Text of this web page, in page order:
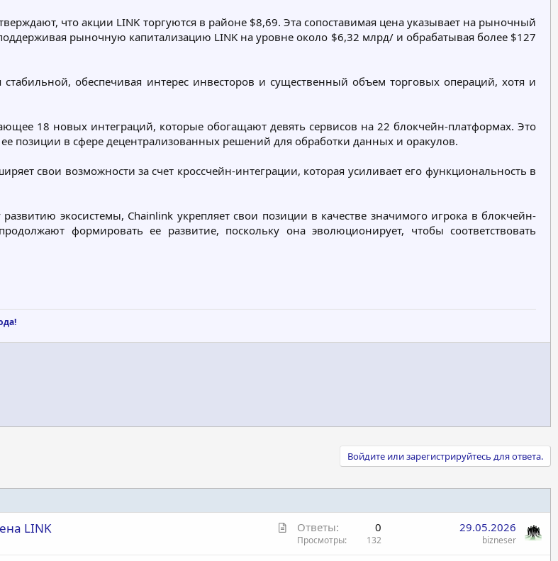
что акции LINK торгуются в районе $8,69. Эта сопоставимая цена указывает на рыночный
рыночную капитализацию LINK на уровне около $6,32 млрд/ и обрабатывая более $127
обеспечивая интерес инвесторов и существенный объем торговых операций, хотя и
18 новых интеграций, которые обогащают девять сервисов на 22 блокчейн-платформах. Это
позиции в сфере децентрализованных решений для обработки данных и оракулов.
свои возможности за счет кроссчейн-интеграции, которая усиливает его функциональность в
экосистемы, Chainlink укрепляет свои позиции в качестве значимого игрока в блокчейн-
формировать ее развитие, поскольку она эволюционирует, чтобы соответствовать
Войдите или зарегистрируйтесь для ответа.
С
LINK Ответы 0
Просмотры 132
29.05.2026
bizneser